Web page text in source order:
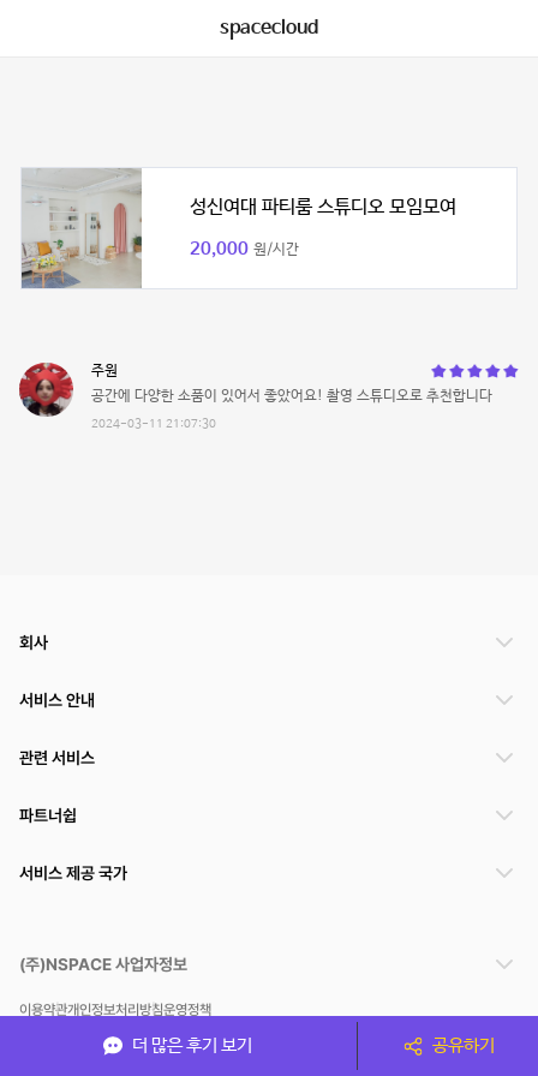
spacecloud
성신여대 파티룸 스튜디오 모임모여
20,000 원/시간
주원
공간에 다양한 소품이 있어서 좋았어요! 촬영 스튜디오로 추천합니다
2024-03-11 21:07:30
더 많은 후기 보기 공유하기
회사
서비스 안내
관련 서비스
파트너쉽
서비스 제공 국가
(주)NSPACE 사업자정보
이용약관개인정보처리방침운영정책
스페이스클라우드는 통신판매중개자이며 통신판매의 당사자가 아닙니다. 따라서 스페이스클
라우드는 공간 거래정보 및 거래에 대해 책임지지 않습니다.